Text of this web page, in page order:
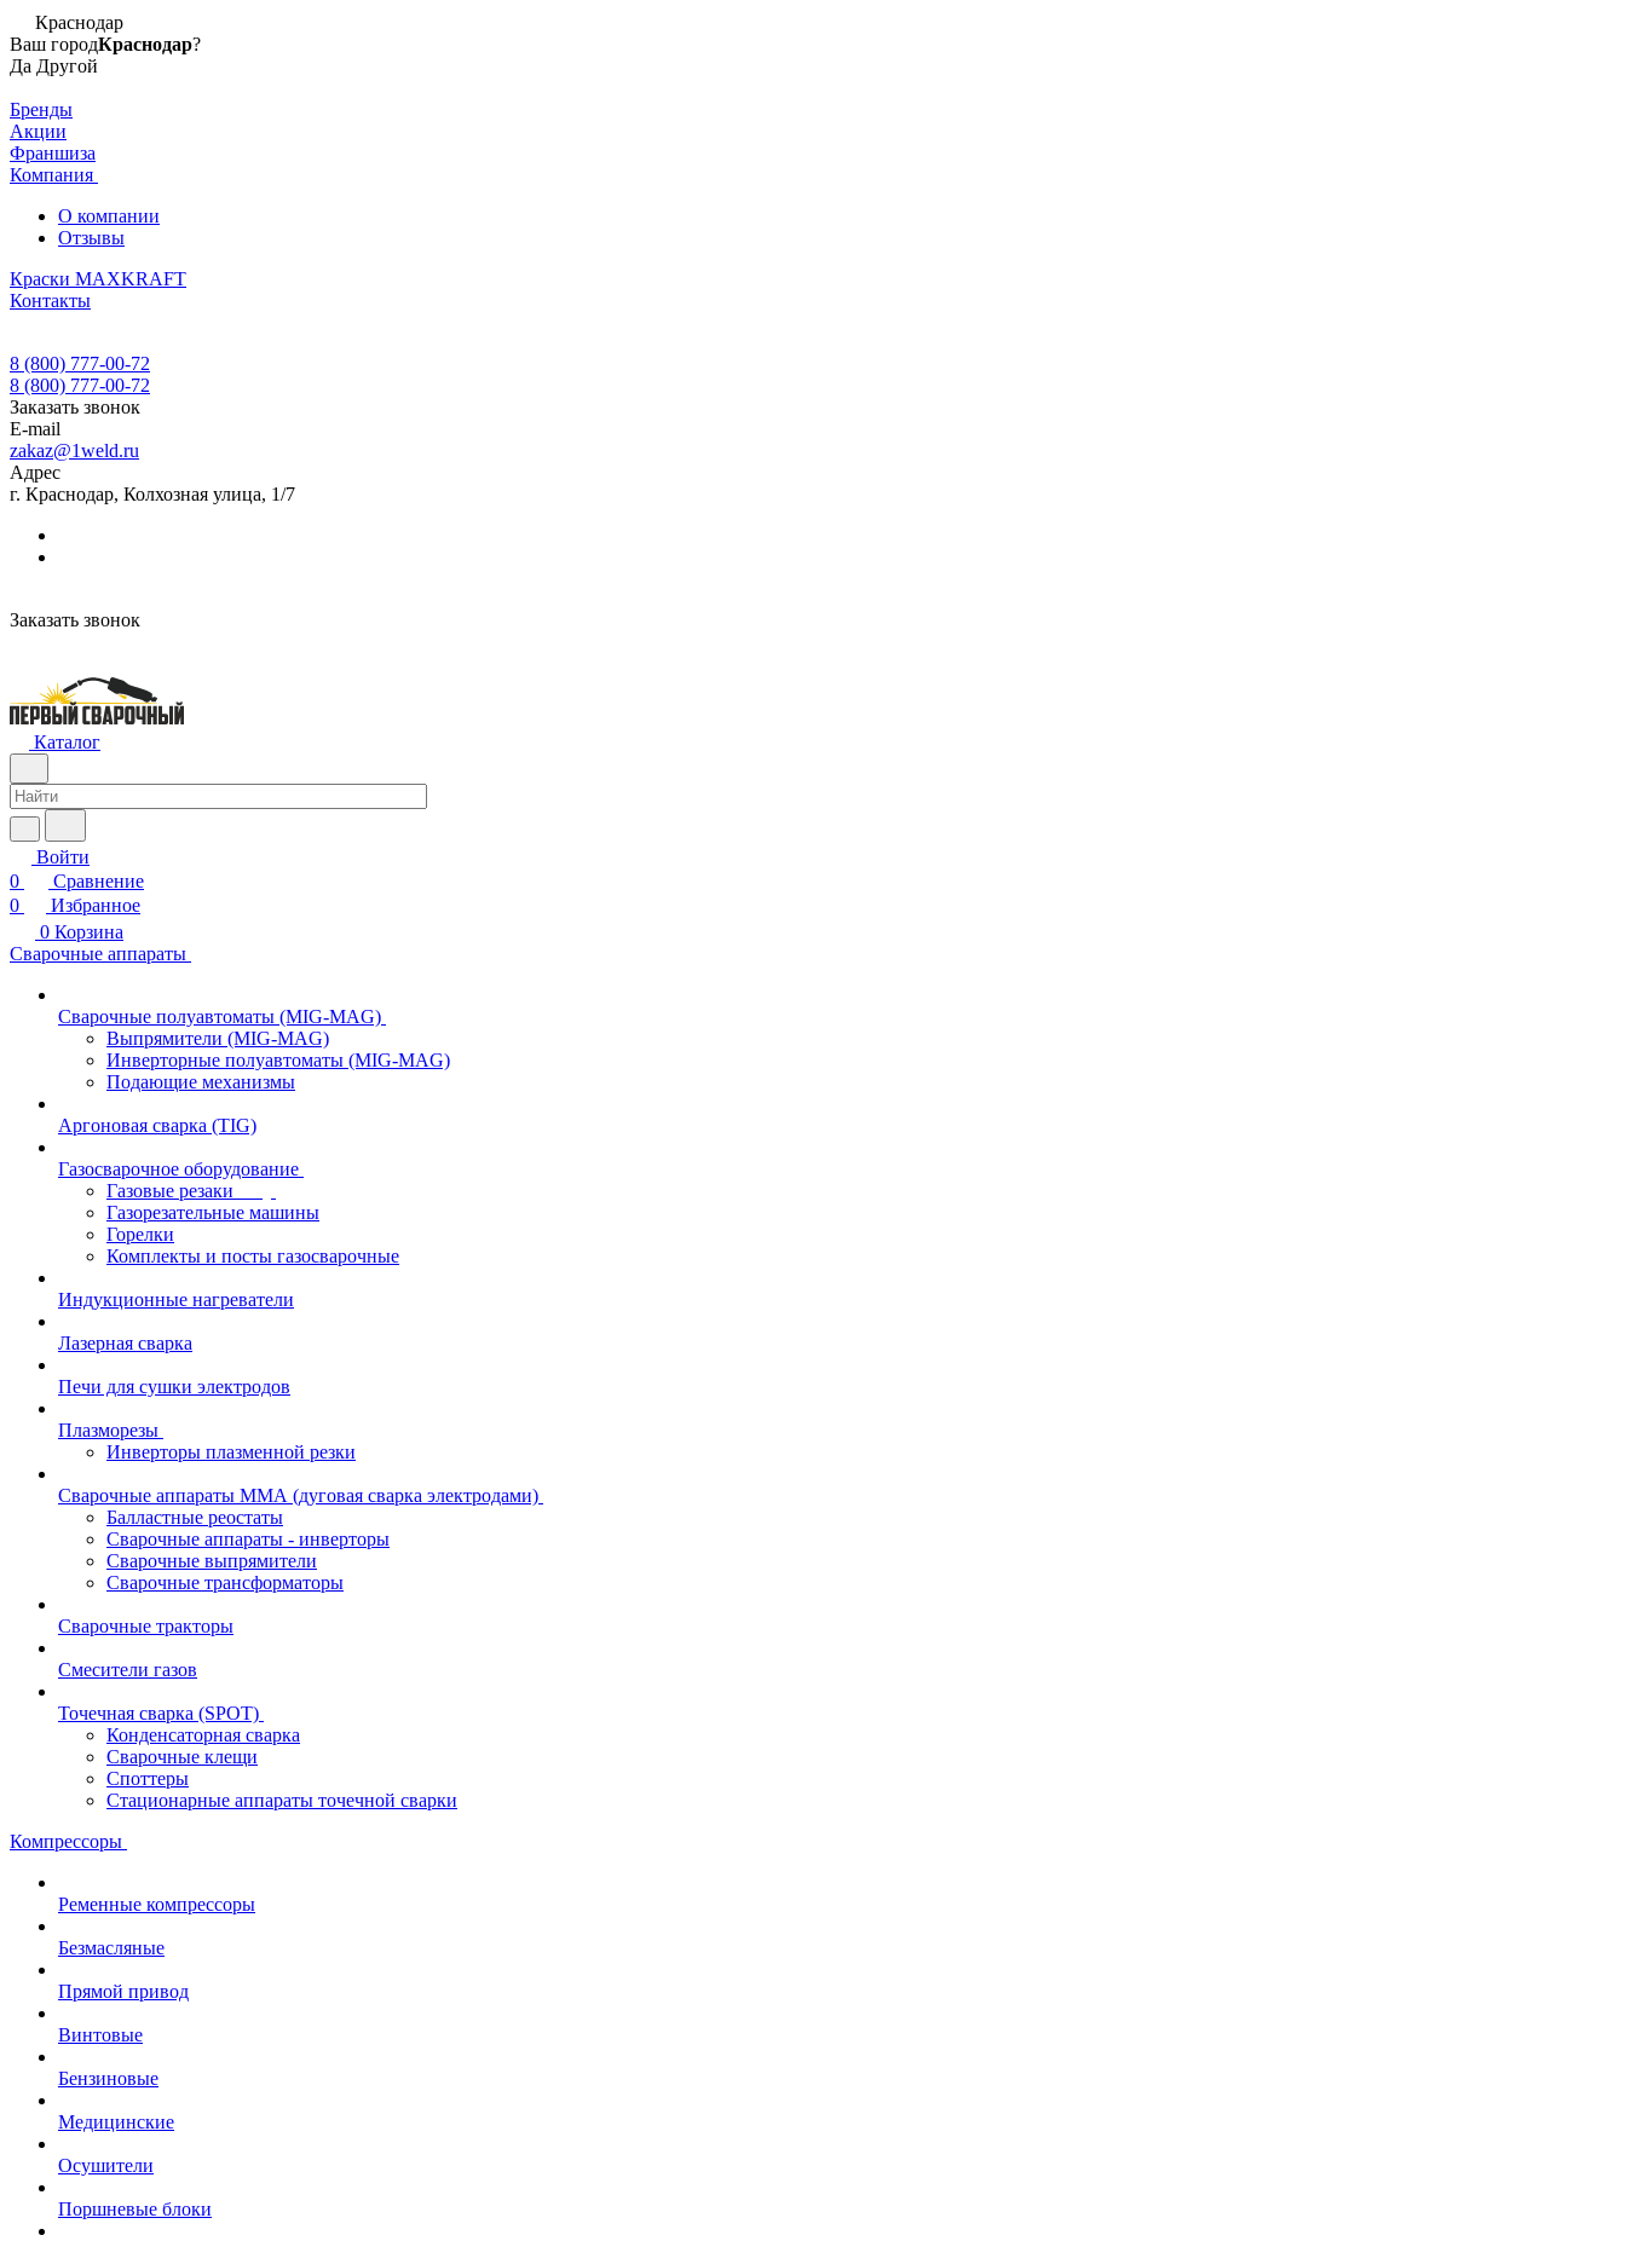
Краснодар
Ваш городКраснодар?
Да Другой
Бренды
Акции
Франшиза
Компания
О компании
Отзывы
Краски MAXKRAFT
Контакты
8 (800) 777-00-72
8 (800) 777-00-72
Заказать звонок
E-mail
zakaz@1weld.ru
Адрес
г. Краснодар, Колхозная улица, 1/7
Заказать звонок
Каталог
Войти
0
Сравнение
0
Избранное
0 Корзина
Сварочные аппараты
Сварочные полуавтоматы (MIG-MAG)
Выпрямители (MIG-MAG)
Инверторные полуавтоматы (MIG-MAG)
Подающие механизмы
Аргоновая сварка (TIG)
Газосварочное оборудование
Газовые резаки
Газорезательные машины
Горелки
Комплекты и посты газосварочные
Индукционные нагреватели
Лазерная сварка
Печи для сушки электродов
Плазморезы
Инверторы плазменной резки
Сварочные аппараты ММА (дуговая сварка электродами)
Балластные реостаты
Сварочные аппараты - инверторы
Сварочные выпрямители
Сварочные трансформаторы
Сварочные тракторы
Смесители газов
Точечная сварка (SPOT)
Конденсаторная сварка
Сварочные клещи
Споттеры
Стационарные аппараты точечной сварки
Компрессоры
Ременные компрессоры
Безмасляные
Прямой привод
Винтовые
Бензиновые
Медицинские
Осушители
Поршневые блоки